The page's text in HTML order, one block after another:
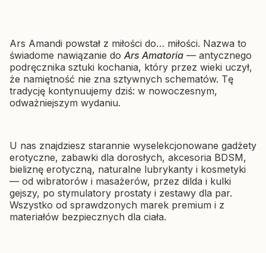
Shunga Soyo Czerwony —
podwójna stymulacja
Cena
207,57 zł
Ars Amandi powstał z miłości do… miłości. Nazwa to
świadome nawiązanie do Ars Amatoria — antycznego
podręcznika sztuki kochania, który przez wieki uczył,
że namiętność nie zna sztywnych schematów. Tę
tradycję kontynuujemy dziś: w nowoczesnym,
odważniejszym wydaniu.
U nas znajdziesz starannie wyselekcjonowane gadżety
erotyczne, zabawki dla dorosłych, akcesoria BDSM,
bieliznę erotyczną, naturalne lubrykanty i kosmetyki
— od wibratorów i masażerów, przez dilda i kulki
gejszy, po stymulatory prostaty i zestawy dla par.
Wszystko od sprawdzonych marek premium i z
materiałów bezpiecznych dla ciała.